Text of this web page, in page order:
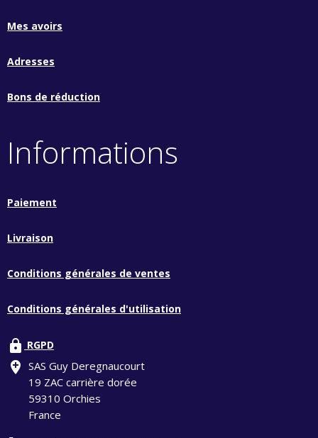
Mes avoirs
Adresses
Bons de réduction
Informations
Paiement
Livraison
Conditions générales de ventes
Conditions générales d'utilisation
lock RGPD
add_location SAS Guy Deregnaucourt
19 ZAC carrière dorée
59310 Orchies
France